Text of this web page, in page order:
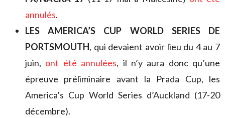
annulés.
LES AMERICA’S CUP WORLD SERIES DE
PORTSMOUTH, qui devaient avoir lieu du 4 au 7
juin, ont été annulées, il n’y aura donc qu’une
épreuve préliminaire avant la Prada Cup, les
America’s Cup World Series d’Auckland (17-20
décembre).